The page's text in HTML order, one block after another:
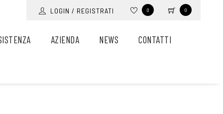
LOGIN / REGISTRATI 0 0
AZIENDA NEWS CONTATTI